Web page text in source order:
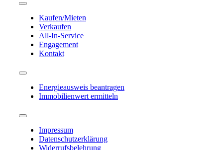
Toggle
NavigationKaufen/Mieten
Verkaufen
All-In-Service
Engagement
Kontakt
Toggle
NavigationEnergieausweis beantragen
Immobilienwert ermitteln
Toggle
NavigationImpressum
Datenschutzerklärung
Widerrufsbelehrung